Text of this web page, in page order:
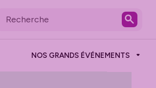
NOS GRANDS ÉVÉNEMENTS